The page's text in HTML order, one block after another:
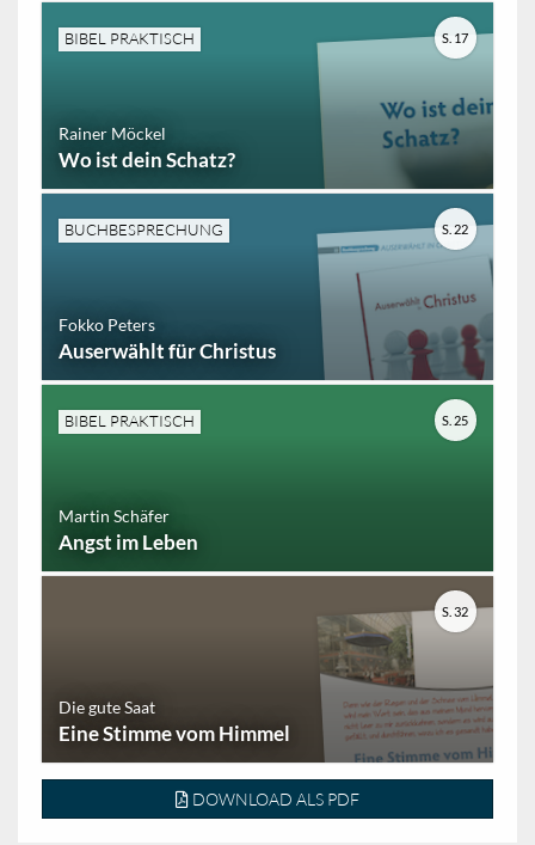
BIBEL PRAKTISCH
Rainer Möckel
Wo ist dein Schatz?
S. 17
BUCHBESPRECHUNG
Fokko Peters
Auserwählt für Christus
S. 22
BIBEL PRAKTISCH
Martin Schäfer
Angst im Leben
S. 25
Die gute Saat
Eine Stimme vom Himmel
S. 32
DOWNLOAD ALS PDF